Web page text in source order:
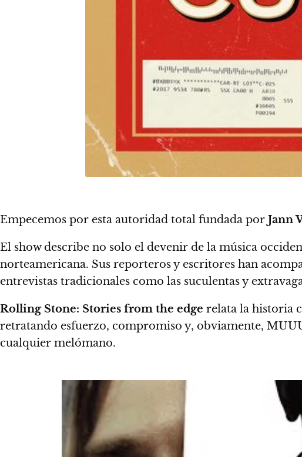
Empecemos por esta autoridad total fundada por Jann
El show describe no solo el devenir de la música
norteamericana. Sus reporteros y escritores han
entrevistas tradicionales como las suculentas y
Rolling Stone: Stories from the edge relata la historia
retratando esfuerzo, compromiso y, obviamente,
cualquier melómano.